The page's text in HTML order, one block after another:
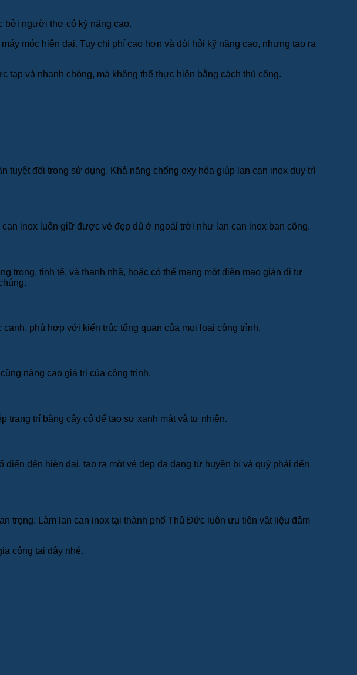
bởi người thợ có kỹ năng cao.
móc hiện đại. Tuy chi phí cao hơn và đòi hỏi kỹ năng cao, nhưng tạo ra
tạp và nhanh chóng, mà không thể thực hiện bằng cách thủ công.
tuyệt đối trong sử dụng. Khả năng chống oxy hóa giúp lan can inox duy trì
inox luôn giữ được vẻ đẹp dù ở ngoài trời như lan can inox ban công.
trọng, tinh tế, và thanh nhã, hoặc có thể mang một diện mạo giản dị tự
phù hợp với kiến trúc tổng quan của mọi loại công trình.
nâng cao giá trị của công trình.
trang trí bằng cây cỏ để tạo sự xanh mát và tự nhiên.
đến hiện đại, tạo ra một vẻ đẹp đa dạng từ huyền bí và quý phái đến
trọng. Làm lan can inox tại thành phố Thủ Đức luôn ưu tiên vật liệu đảm
công tại đây nhé.